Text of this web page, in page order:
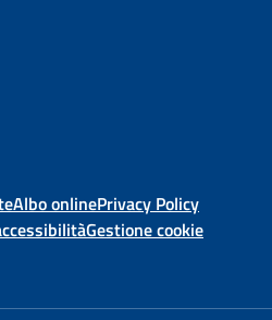
Albo onlinePrivacy Policy
Gestione cookie